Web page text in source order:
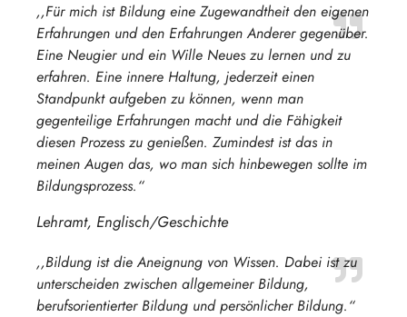
,,Für mich ist Bildung eine Zugewandtheit den eigenen
Erfahrungen und den Erfahrungen Anderer gegenüber.
Eine Neugier und ein Wille Neues zu lernen und zu
erfahren. Eine innere Haltung, jederzeit einen
Standpunkt aufgeben zu können, wenn man
gegenteilige Erfahrungen macht und die Fähigkeit
diesen Prozess zu genießen. Zumindest ist das in
meinen Augen das, wo man sich hinbewegen sollte im
Bildungsprozess.“
Lehramt, Englisch/Geschichte
,,Bildung ist die Aneignung von Wissen. Dabei ist zu
unterscheiden zwischen allgemeiner Bildung,
berufsorientierter Bildung und persönlicher Bildung.“